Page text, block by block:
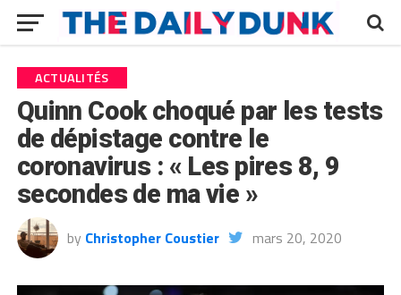
ACTUALITÉS
Quinn Cook choqué par les tests
de dépistage contre le
coronavirus : « Les pires 8, 9
secondes de ma vie »
by Christopher Coustier mars 20, 2020